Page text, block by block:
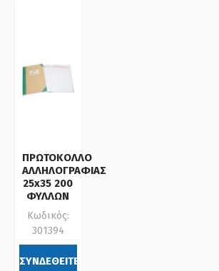
ΠΡΩΤΟΚΟΛΛΟ
ΑΛΛΗΛΟΓΡΑΦΙΑΣ
25x35 200
ΦΥΛΛΩΝ
Κωδικός:
301394
ΣΥΝΔΕΘΕΙΤΕ